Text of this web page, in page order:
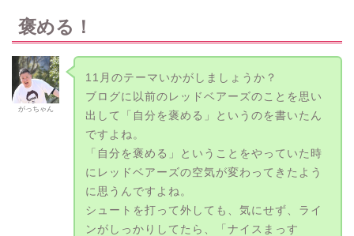
褒める！
がっちゃん
11月のテーマいかがしましょうか？
ブログに以前のレッドベアーズのことを思い
出して「自分を褒める」というのを書いたん
ですよね。
「自分を褒める」ということをやっていた時
にレッドベアーズの空気が変わってきたよう
に思うんですよね。
シュートを打って外しても、気にせず、ライ
ンがしっかりしてたら、「ナイスまっす